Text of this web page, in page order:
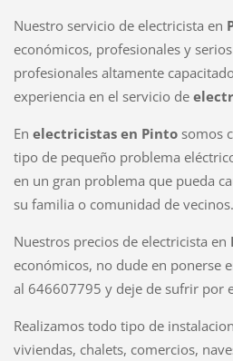
Nuestro servicio de electricista en
económicos, profesionales y
profesionales altamente
experiencia en el servicio de
En electricistas en Pinto somos
tipo de pequeño problema
en un gran problema que pueda
su familia o comunidad de vecinos.
Nuestros precios de electricista en
económicos, no dude en ponerse
al 646607795 y deje de sufrir por
Realizamos todo tipo de
viviendas, chalets, comercios,